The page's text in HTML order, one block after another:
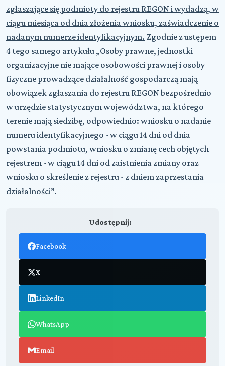
zgłaszające się podmioty do rejestru REGON i wydadzą, w
ciągu miesiąca od dnia złożenia wniosku, zaświadczenie o
nadanym numerze identyfikacyjnym. Zgodnie z ustępem
4 tego samego artykułu „Osoby prawne, jednostki
organizacyjne nie mające osobowości prawnej i osoby
fizyczne prowadzące działalność gospodarczą mają
obowiązek zgłaszania do rejestru REGON bezpośrednio
w urzędzie statystycznym województwa, na którego
terenie mają siedzibę, odpowiednio: wniosku o nadanie
numeru identyfikacyjnego - w ciągu 14 dni od dnia
powstania podmiotu, wniosku o zmianę cech objętych
rejestrem - w ciągu 14 dni od zaistnienia zmiany oraz
wniosku o skreślenie z rejestru - z dniem zaprzestania
działalności”.
Udostępnij:
Facebook
X
LinkedIn
WhatsApp
Email